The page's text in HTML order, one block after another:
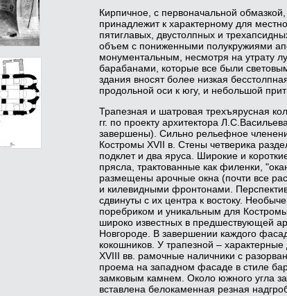
Кирпичное, с первоначальной
принадлежит к характерному для
пятиглавых, двустолпных и
объем с пониженными полукружиями
монументальным, несмотря на утрату
барабанами, которые все были
здания вносят более низкая
продольной оси к югу, и небольшой
Трапезная и шатровая трехъярусная
гг. по проекту архитектора
завершены). Сильно рельефное
Костромы XVII в. Стены четверика
подклет и два яруса. Широкие и
прясла, трактованные как филенки,
размещены арочные окна (почти все
и килевидными фронтонами.
сдвинуты с их центра к востоку.
поребриком и уникальным для
широко известных в предшествующей
Новгороде. В завершении каждого
кокошников. У трапезной –
XVIII вв. рамочные наличники с
проема на западном фасаде в стиле
замковым камнем. Около южного угла
вставлена белокаменная резная